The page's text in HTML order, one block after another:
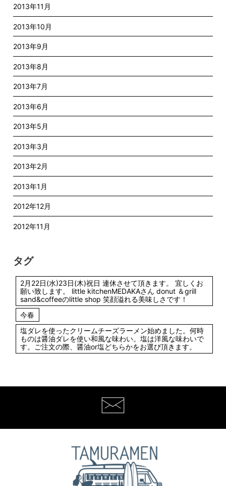
2013年11月
2013年10月
2013年9月
2013年8月
2013年7月
2013年6月
2013年5月
2013年3月
2013年2月
2013年1月
2012年12月
2012年11月
タグ
2月22日(水)23日(木)祝日 連休させて頂きます。 宜しくお
願い致します。 little kitchenMEDAKAさん donut ＆grill
sand&coffeeのlittle shop 笑顔溢れる美味しさです！
今春
塩ダレを使ったクリームチーズラーメン始めました。何時
ものは醤油ダレを使い和風な味わい。塩は洋風な味わいで
す。ご注文の際、醤油or塩どちらかをお選び頂きます。